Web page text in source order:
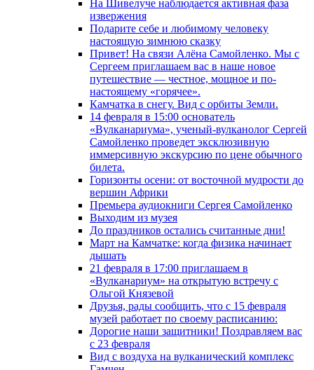
На Шивелуче наблюдается активная фаза
извержения
Подарите себе и любимому человеку
настоящую зимнюю сказку
Привет! На связи Алёна Самойленко. Мы с
Сергеем приглашаем вас в наше новое
путешествие — честное, мощное и по-
настоящему «горячее».
Камчатка в снегу. Вид с орбиты Земли.
14 февраля в 15:00 основатель
«Вулканариума», ученый-вулканолог Сергей
Самойленко проведет эксклюзивную
иммерсивную экскурсию по цене обычного
билета.
Горизонты осени: от восточной мудрости до
вершин Африки
Премьера аудиокниги Сергея Самойленко
Выходим из музея
До праздников остались считанные дни!
Март на Камчатке: когда физика начинает
дышать
21 февраля в 17:00 приглашаем в
«Вулканариум» на открытую встречу с
Ольгой Князевой
Друзья, рады сообщить, что с 15 февраля
музей работает по своему расписанию:
Дорогие наши защитники! Поздравляем вас
с 23 февраля
Вид с воздуха на вулканический комплекс